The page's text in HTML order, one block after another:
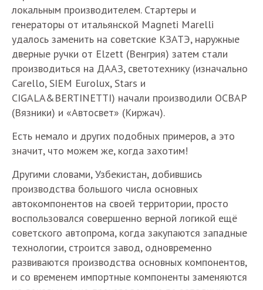
локальным производителем. Стартеры и
генераторы от итальянской Magneti Marelli
удалось заменить на советские КЗАТЭ, наружные
дверные ручки от Elzett (Венгрия) затем стали
производиться на ДААЗ, светотехнику (изначально
Carello, SIEM Eurolux, Stars и
CIGALA&BERTINETTI) начали производили ОСВАР
(Вязники) и «Автосвет» (Киржач).
Есть немало и других подобных примеров, а это
значит, что можем же, когда захотим!
Другими словами, Узбекистан, добившись
производства большого числа основных
автокомпонентов на своей территории, просто
воспользовался совершенно верной логикой ещё
советского автопрома, когда закупаются западные
технологии, строится завод, одновременно
развиваются производства основных компонентов,
и со временем импортные компоненты заменяются